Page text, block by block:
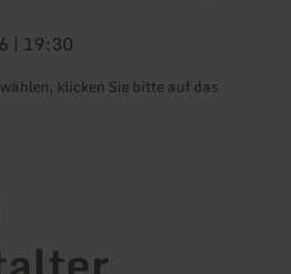
| 19:30
klicken Sie bitte auf das